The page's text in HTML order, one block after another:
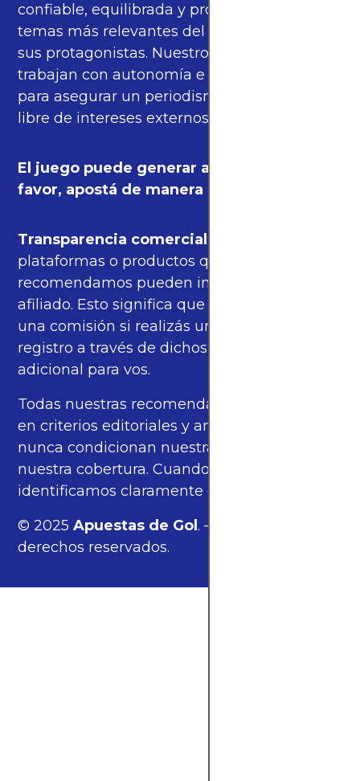
confiable, equilibrada y propia sobre los
temas más relevantes del fútbol mundial y
sus protagonistas. Nuestros periodistas
trabajan con autonomía e independencia
para asegurar un periodismo de calidad,
libre de intereses externos.
El juego puede generar adicción. Por
favor, apostá de manera responsable.
Transparencia comercial: algunas de las
plataformas o productos que
recomendamos pueden incluir enlaces de
afiliado. Esto significa que podríamos recibir
una comisión si realizás una compra o
registro a través de dichos enlaces, sin costo
adicional para vos.
Todas nuestras recomendaciones se basan
en criterios editoriales y análisis propios, y
nunca condicionan nuestras opiniones ni
nuestra cobertura. Cuando corresponde,
identificamos claramente estos enlaces.
© 2025Apuestas de Gol. — Todos los
derechos reservados.